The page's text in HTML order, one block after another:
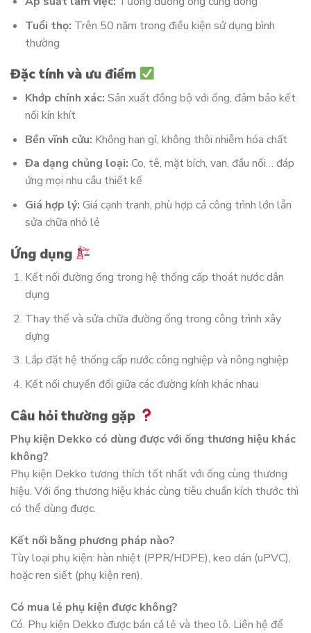
Tuổi thọ: Trên 50 năm trong điều kiện sử dụng bình
thường
Đặc tính và ưu điểm
Khớp chính xác: Sản xuất đồng bộ với ống, đảm bảo kết
nối kín khít
Bền vĩnh cửu: Không han gỉ, không thôi nhiễm hóa chất
Đa dạng chủng loại: Co, tê, mặt bích, van, đầu nối… đáp
ứng mọi nhu cầu thiết kế
Giá hợp lý: Giá cạnh tranh, phù hợp cả công trình lớn lẫn
sửa chữa nhỏ lẻ
Ứng dụng
Kết nối đường ống trong hệ thống cấp thoát nước dân
dụng
Thay thế và sửa chữa đường ống trong công trình xây
dựng
Lắp đặt hệ thống cấp nước công nghiệp và nông nghiệp
Kết nối chuyển đổi giữa các đường kính khác nhau
Câu hỏi thường gặp
Phụ kiện Dekko có dùng được với ống thương hiệu khác
không?
Phụ kiện Dekko tương thích tốt nhất với ống cùng thương
hiệu. Với ống thương hiệu khác cùng tiêu chuẩn kích thước thì
có thể dùng được.
Kết nối bằng phương pháp nào?
Tùy loại phụ kiện: hàn nhiệt (PPR/HDPE), keo dán (uPVC),
hoặc ren siết (phụ kiện ren).
Có mua lẻ phụ kiện được không?
Có. Phụ kiện Dekko được bán cả lẻ và theo lô. Liên hệ để